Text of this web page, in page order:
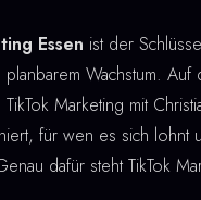
Essen ist der
planbarem Wachstum. Auf
Marketing mit
für wen es sich lohnt
dafür steht TikTok